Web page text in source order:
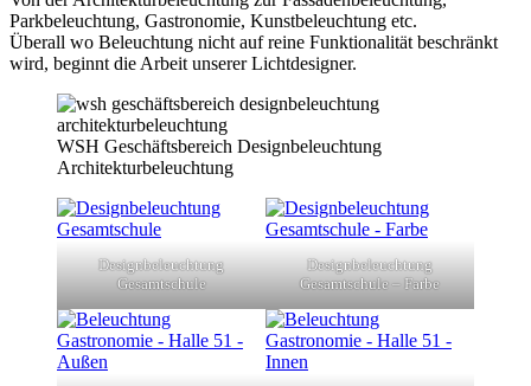
Parkbeleuchtung, Gastronomie, Kunstbeleuchtung etc.
Überall wo Beleuchtung nicht auf reine Funktionalität beschränkt
wird, beginnt die Arbeit unserer Lichtdesigner.
WSH Geschäftsbereich Designbeleuchtung
Architekturbeleuchtung
Designbeleuchtung
Gesamtschule
Designbeleuchtung
Gesamtschule – Farbe